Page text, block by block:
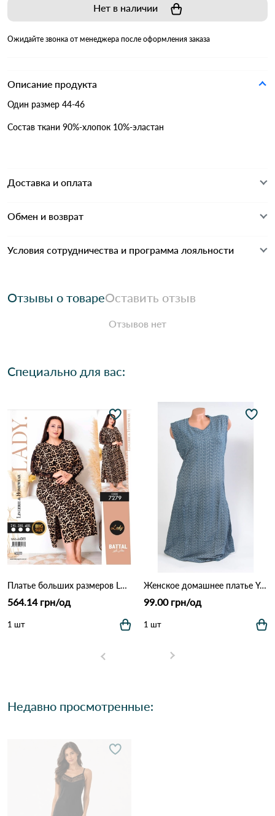
Нет в наличии
Ожидайте звонка от менеджера после оформления заказа
Описание продукта
Один размер 44-46
Состав ткани 90%-хлопок 10%-эластан
Доставка и оплата
Обмен и возврат
Условия сотрудничества и программа лояльности
Отзывы о товареОставить отзыв
Отзывов нет
Специально для вас:
Платье больших размеров LADY 7279 Леопардовый
564.14 грн/од
1 шт
Женское домашнее платье Yoanna Vera 5728 Как на фото
99.00 грн/од
1 шт
Недавно просмотренные: